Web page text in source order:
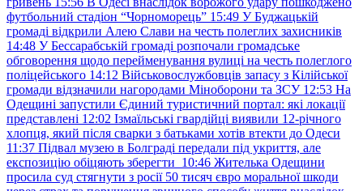
футбольний стадіон “Чорноморець” 15:49 У Буджацькій
громаді відкрили Алею Слави на честь полеглих захисників
14:48 У Бессарабській громаді розпочали громадське
обговорення щодо перейменування вулиці на честь полеглого
поліцейського 14:12 Військовослужбовців запасу з Кілійської
громади відзначили нагородами Міноборони та ЗСУ 12:53 На
Одещині запустили Єдиний туристичний портал: які локації
представлені 12:02 Ізмаїльські гвардійці виявили 12-річного
хлопця, який після сварки з батьками хотів втекти до Одеси
11:37 Підвал музею в Болграді передали під укриття, але
експозицію обіцяють зберегти 10:46 Жителька Одещини
просила суд стягнути з росії 50 тисяч євро моральної шкоди